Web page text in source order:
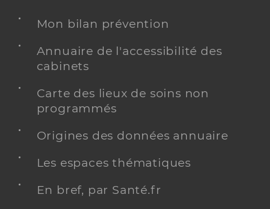
Mon bilan prévention
Annuaire de l'accessibilité des
cabinets
Carte des lieux de soins non
programmés
Origines des données annuaire
Les espaces thématiques
En bref, par Santé.fr